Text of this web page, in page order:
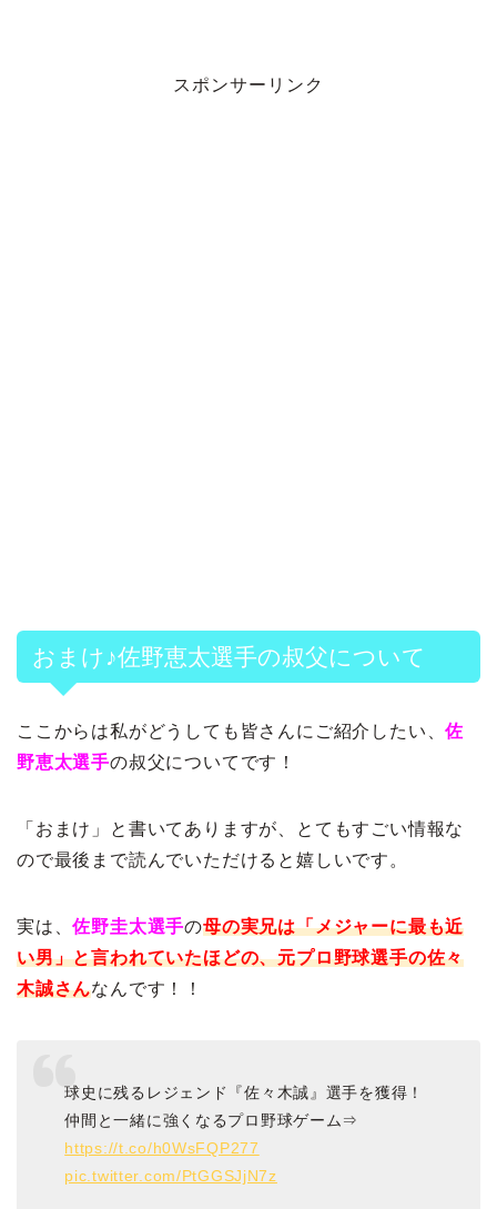
スポンサーリンク
おまけ♪佐野恵太選手の叔父について
ここからは私がどうしても皆さんにご紹介したい、佐
野恵太選手の叔父についてです！
「おまけ」と書いてありますが、とてもすごい情報な
ので最後まで読んでいただけると嬉しいです。
実は、佐野圭太選手の母の実兄は「メジャーに最も近
い男」と言われていたほどの、元プロ野球選手の佐々
木誠さんなんです！！
球史に残るレジェンド『佐々木誠』選手を獲得！
仲間と一緒に強くなるプロ野球ゲーム⇒
https://t.co/h0WsFQP277
pic.twitter.com/PtGGSJjN7z